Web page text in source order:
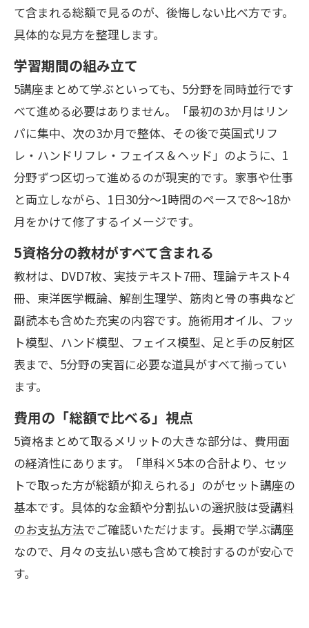
て含まれる総額で見るのが、後悔しない比べ方です。
具体的な見方を整理します。
学習期間の組み立て
5講座まとめて学ぶといっても、5分野を同時並行です
べて進める必要はありません。「最初の3か月はリン
パに集中、次の3か月で整体、その後で英国式リフ
レ・ハンドリフレ・フェイス＆ヘッド」のように、1
分野ずつ区切って進めるのが現実的です。家事や仕事
と両立しながら、1日30分〜1時間のペースで8〜18か
月をかけて修了するイメージです。
5資格分の教材がすべて含まれる
教材は、DVD7枚、実技テキスト7冊、理論テキスト4
冊、東洋医学概論、解剖生理学、筋肉と骨の事典など
副読本も含めた充実の内容です。施術用オイル、フッ
ト模型、ハンド模型、フェイス模型、足と手の反射区
表まで、5分野の実習に必要な道具がすべて揃ってい
ます。
費用の「総額で比べる」視点
5資格まとめて取るメリットの大きな部分は、費用面
の経済性にあります。「単科×5本の合計より、セッ
トで取った方が総額が抑えられる」のがセット講座の
基本です。具体的な金額や分割払いの選択肢は受講料
のお支払方法でご確認いただけます。長期で学ぶ講座
なので、月々の支払い感も含めて検討するのが安心で
す。